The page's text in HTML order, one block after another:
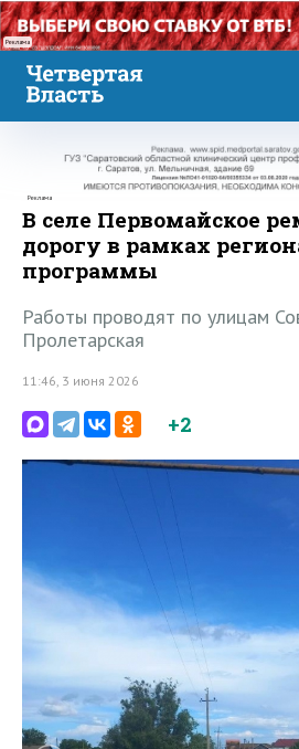
Реклама
Реклама
В селе Первомайское
дорогу в рамках
программы
Работы проводят по улицам
Пролетарская
11:46, 3 июня 2026
+2